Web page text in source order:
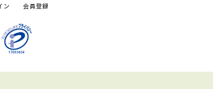
ン 会員登録